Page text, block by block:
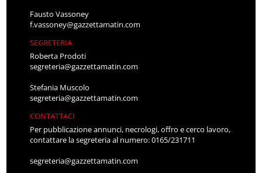
Fausto Vassoney
f.vassoney@gazzettamatin.com
SEGRETERIA
Roberta Prodoti
segreteria@gazzettamatin.com
Stefania Muscolo
segreteria@gazzettamatin.com
CONTATTACI
Per pubblicazione annunci, necrologi, offro e cerco lavoro,
contattare la segreteria al numero: 0165/231711
segreteria@gazzettamatin.com